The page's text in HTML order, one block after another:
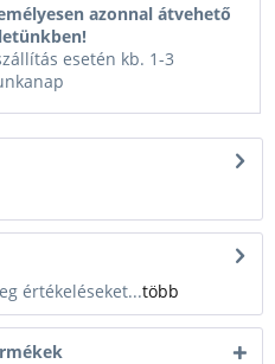
azonnal átvehető
esetén kb. 1-3
értékeléseket...több